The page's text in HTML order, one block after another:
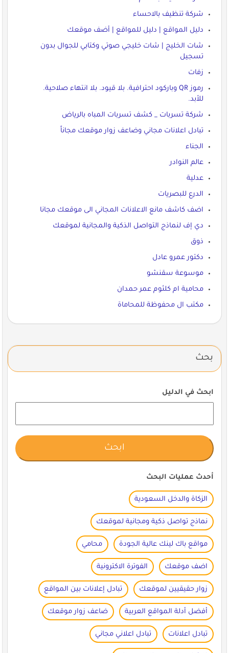
شركة تنظيف بالاحساء
دليل المواقع | دليل للمواقع | أضف موقعك
شات الخليج | شات خليجي صوتي وكتابي للجوال بدون
تسجيل
زفات
رموز QR وباركود احترافية. بلا قيود. بلا انتهاء صلاحية.
للأبد.
شركة تسربات _ كشف تسربات المباه بالرياض
تبادل اعلانات مجاني وضاعف زوار موقعك مجاناً
الجناء
عالم النوادر
عدلية
الدرع للبصريات
اضف كاشف مانع الاعلانات المجاني الى موقعك مجانا
دي إف لنماذج التواصل الذكية والمجانية لموقعك
ذوق
دكتور عمرو عادل
موسوعة سقنشو
محامية ام كلثوم عمر حمدان
مكتب ال محفوظة للمحاماة
بحث
ابحث في الدليل
أحدث عمليات البحث
الزكاة والدخل السعودية
نماذج تواصل ذكية ومجانية لموقعك
مواقع باك لينك عالية الجودة محامي
اضف موقعك الفوترة الاكترونية
زوار حقيقيين لموقعك تبادل إعلانات بين المواقع
أفضل أدلة المواقع العربية ضاعف زوار موقعك
تبادل اعلانات تبادل اعلاني مجاني